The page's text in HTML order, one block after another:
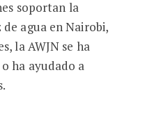
soportan la
de agua en Nairobi,
la AWJN se ha
ha ayudado a